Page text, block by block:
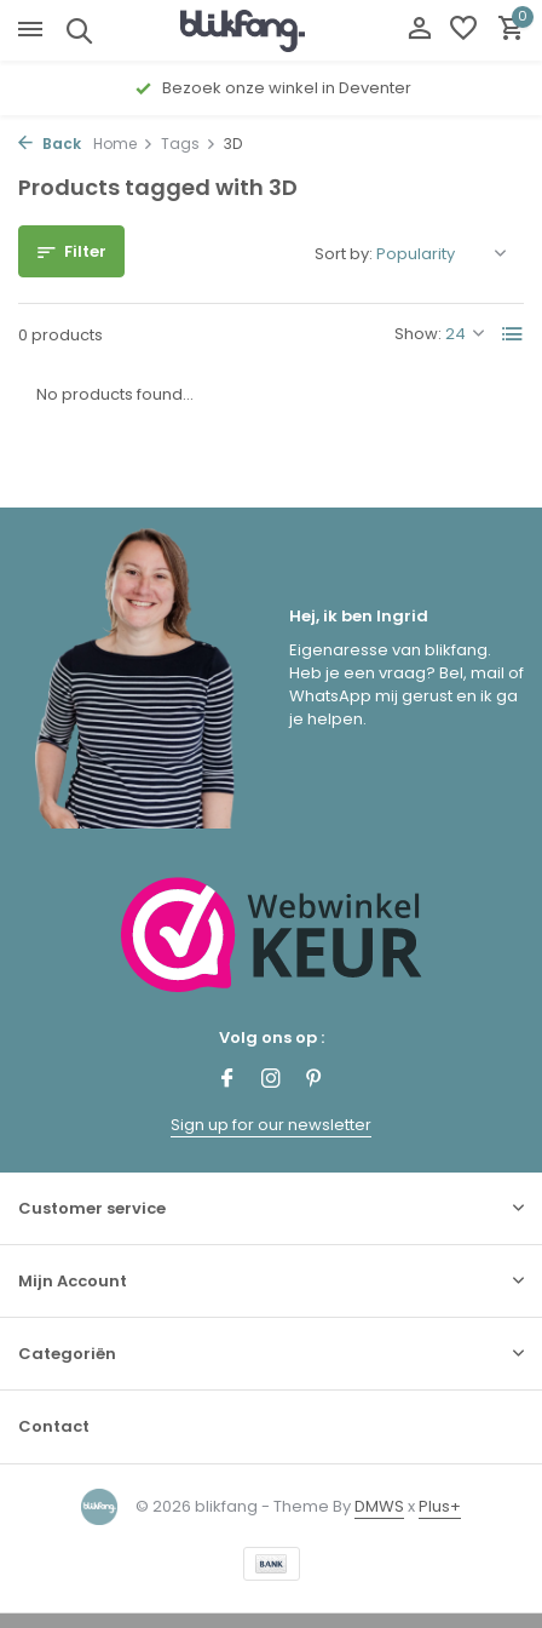
0
Bezoek onze winkel in Deventer
Back Home Tags 3D
Products tagged with 3D
Filter
0 products Show:
Sort by:
No products found...
Hej, ik ben Ingrid
Eigenaresse van blikfang.
Heb je een vraag? Bel, mail of
WhatsApp mij gerust en ik ga
je helpen.
Volg ons op :
Sign up for our newsletter
Customer service
Mijn Account
Categoriën
Contact
© 2026 blikfang - Theme ByDMWS xPlus+